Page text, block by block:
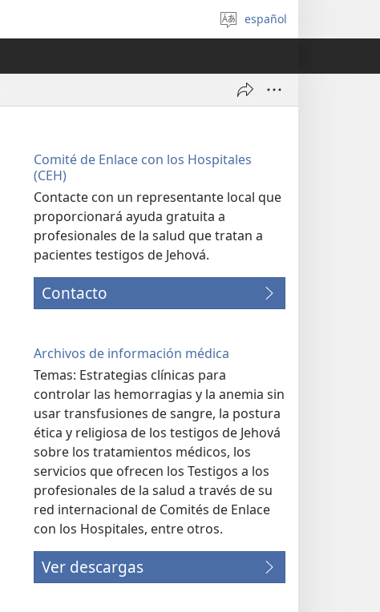
Seleccionar
idioma
español
Comité de Enlace con los Hospitales
(CEH)
Contacte con un representante local que
proporcionará ayuda gratuita a
profesionales de la salud que tratan a
pacientes testigos de Jehová.
Contacto
Archivos de información médica
Temas: Estrategias clínicas para
controlar las hemorragias y la anemia sin
usar transfusiones de sangre, la postura
ética y religiosa de los testigos de Jehová
sobre los tratamientos médicos, los
servicios que ofrecen los Testigos a los
profesionales de la salud a través de su
red internacional de Comités de Enlace
con los Hospitales, entre otros.
Ver descargas